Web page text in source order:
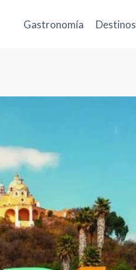
Gastronomía Destinos